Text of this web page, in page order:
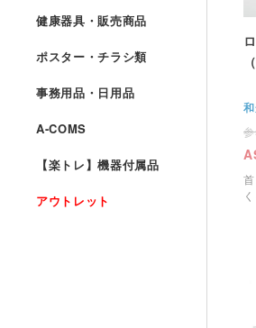
健康器具・販売商品
ポスター・チラシ類
事務用品・日用品
A-COMS
【楽トレ】機器付属品
アウトレット